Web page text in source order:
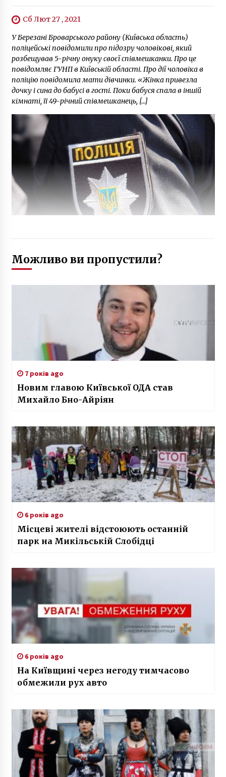
Сб Лют 27 , 2021
У Березані Броварського району (Київська область)
поліцейські повідомили про підозру чоловікові, який
розбещував 5-річну онуку своєї співмешканки. Про це
повідомляє ГУНП в Київській області. Про дії чоловіка в
поліцію повідомила мати дівчинки. «Жінка привезла
дочку і сина до бабусі в гості. Поки бабуся спала в іншій
кімнаті, її 49-річний співмешканець, […]
Можливо ви пропустили?
7 років ago
Новим главою Київської ОДА став
Михайло Бно-Айріян
6 років ago
Місцеві жителі відстоюють останній
парк на Микільській Слобідці
6 років ago
На Київщині через негоду тимчасово
обмежили рух авто